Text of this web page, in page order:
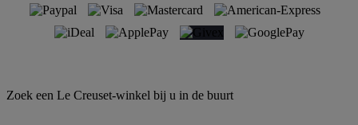
Zoek een Le Creuset-winkel bij u in de buurt